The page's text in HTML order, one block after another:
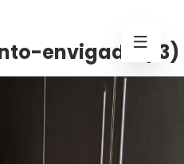
envigado (13)